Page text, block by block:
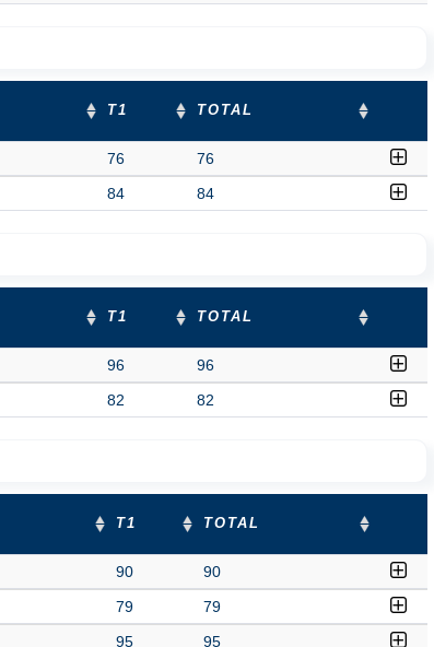
T1 TOTAL
76
76
84 84
T1 TOTAL
96
96
82 82
T1 TOTAL
90
90
79
79
95 95